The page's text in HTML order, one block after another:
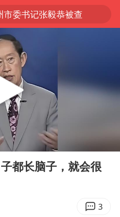
市委书记张毅恭被查
的第一杯奶茶”6岁了
演员求职万岁山NPC成功
男单横滨冠军赛全军覆没
都长脑子，就会很
3